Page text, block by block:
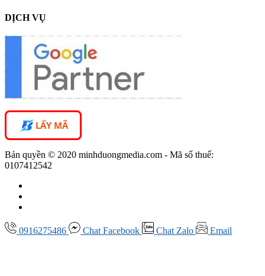
DỊCH VỤ
LẤY MÃ
Bản quyền © 2020 minhduongmedia.com - Mã số thuế:
0107412542
0916275486 Chat Facebook Chat Zalo Email